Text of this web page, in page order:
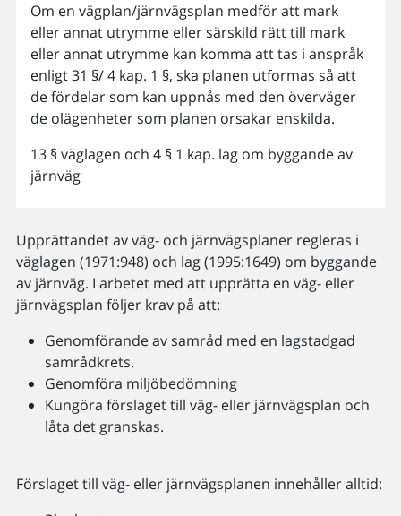
Om en vägplan/järnvägsplan medför att mark
eller annat utrymme eller särskild rätt till mark
eller annat utrymme kan komma att tas i anspråk
enligt 31 §/ 4 kap. 1 §, ska planen utformas så att
de fördelar som kan uppnås med den överväger
de olägenheter som planen orsakar enskilda.
13 § väglagen och 4 § 1 kap. lag om byggande av
järnväg
Upprättandet av väg- och järnvägsplaner regleras i
väglagen (1971:948) och lag (1995:1649) om byggande
av järnväg. I arbetet med att upprätta en väg- eller
järnvägsplan följer krav på att:
Genomförande av samråd med en lagstadgad
samrådkrets.
Genomföra miljöbedömning
Kungöra förslaget till väg- eller järnvägsplan och
låta det granskas.
Förslaget till väg- eller järnvägsplanen innehåller alltid: